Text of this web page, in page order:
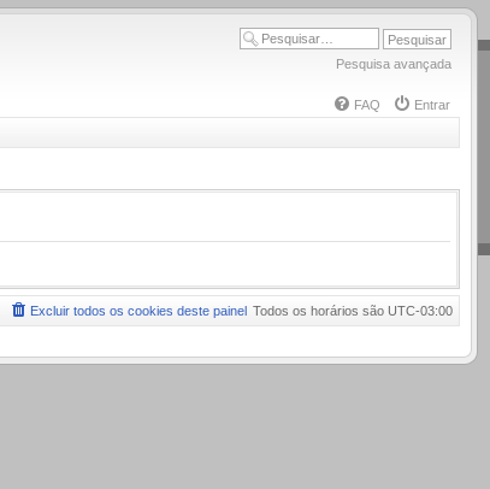
Pesquisa avançada
FAQ
Entrar
Todos os horários são UTC-03:00
Excluir todos os cookies deste painel